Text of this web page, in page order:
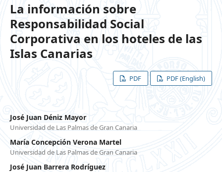
La información sobre
Responsabilidad Social
Corporativa en los hoteles de las
Islas Canarias
PDF PDF (English)
José Juan Déniz Mayor
Universidad de Las Palmas de Gran Canaria
María Concepción Verona Martel
Universidad de Las Palmas de Gran Canaria
José Juan Barrera Rodríguez